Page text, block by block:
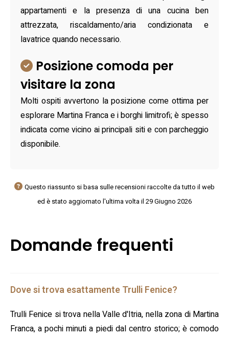
appartamenti e la presenza di una cucina ben
attrezzata, riscaldamento/aria condizionata e
lavatrice quando necessario.
Posizione comoda per
visitare la zona
Molti ospiti avvertono la posizione come ottima per
esplorare Martina Franca e i borghi limitrofi; è spesso
indicata come vicino ai principali siti e con parcheggio
disponibile.
Questo riassunto si basa sulle recensioni raccolte da tutto il web
ed è stato aggiornato l'ultima volta il 29 Giugno 2026
Domande frequenti
Dove si trova esattamente Trulli Fenice?
Trulli Fenice si trova nella Valle d'Itria, nella zona di Martina
Franca, a pochi minuti a piedi dal centro storico; è comodo